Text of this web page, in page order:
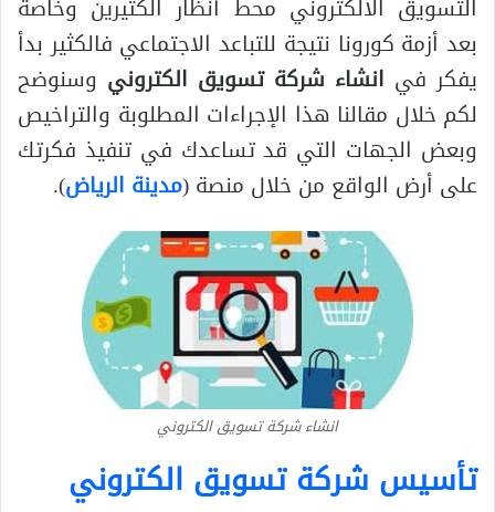
التسويق الالكتروني محط أنظار الكثيرين وخاصة
بعد أزمة كورونا نتيجة للتباعد الاجتماعي فالكثير بدأ
يفكر في انشاء شركة تسويق الكتروني وسنوضح
لكم خلال مقالنا هذا الإجراءات المطلوبة والتراخيص
وبعض الجهات التي قد تساعدك في تنفيذ فكرتك
على أرض الواقع من خلال منصة (مدينة الرياض).
انشاء شركة تسويق الكتروني
تأسيس شركة تسويق الكتروني